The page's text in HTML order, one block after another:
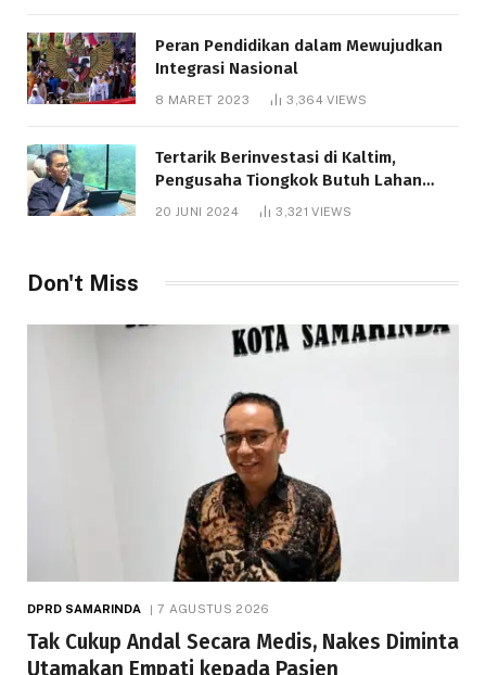
Peran Pendidikan dalam Mewujudkan
Integrasi Nasional
8 MARET 2023 3,364VIEWS
Tertarik Berinvestasi di Kaltim,
Pengusaha Tiongkok Butuh Lahan
1.000 Hektare
20 JUNI 2024 3,321VIEWS
Don't Miss
DPRD SAMARINDA 7 AGUSTUS 2026
Tak Cukup Andal Secara Medis, Nakes Diminta
Utamakan Empati kepada Pasien